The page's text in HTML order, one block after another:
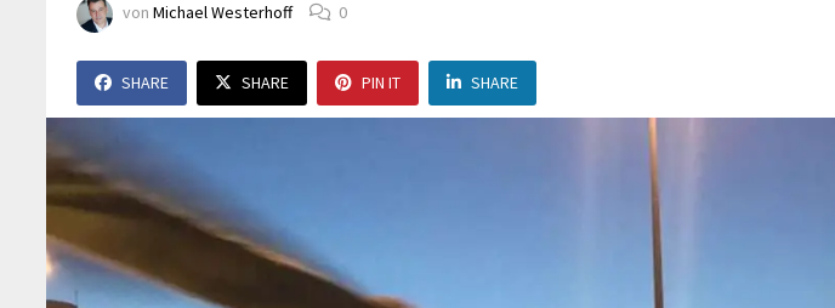
vonMichael Westerhoff 0
SHARE SHARE PIN IT SHARE